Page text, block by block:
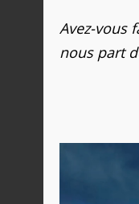
Avez-vous
nous part